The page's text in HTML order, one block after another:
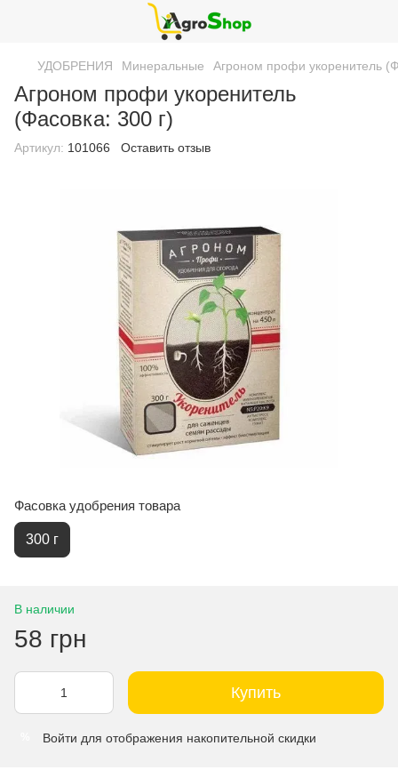
УДОБРЕНИЯ Минеральные Агроном профи укоренитель
Агроном профи укоренитель
(Фасовка: 300 г)
Артикул: 101066 Оставить отзыв
Фасовка удобрения товара
300 г
В наличии
58 грн
Купить
Войти для отображения накопительной скидки